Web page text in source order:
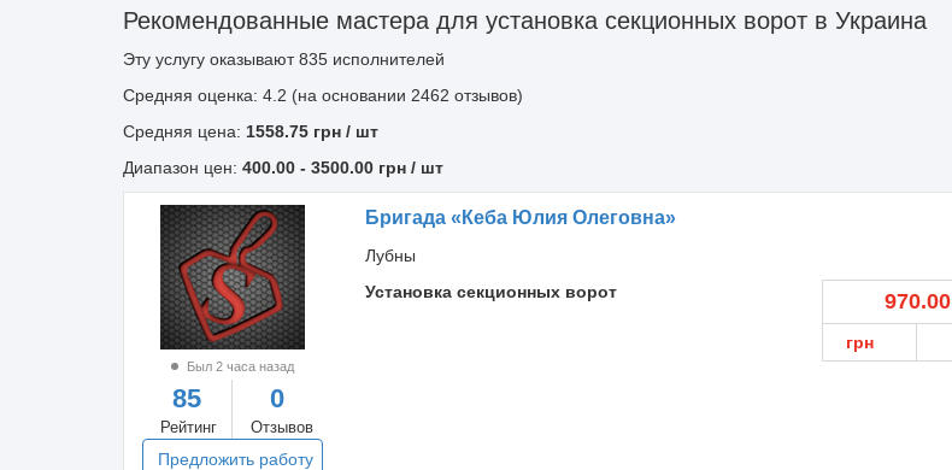
Рекомендованные мастера для установка секционных ворот в Украина
Эту услугу оказывают835 исполнителей
Средняя оценка: 4.2 (на основании 2462 отзывов)
Средняя цена: 1558.75 грн / шт
Диапазон цен: 400.00 - 3500.00 грн / шт
Был 2 часа назад
85
Рейтинг
0
Отзывов
Предложить работу
Бригада «Кеба Юлия Олеговна»
Лубны
Установка секционных ворот
970.00
грн